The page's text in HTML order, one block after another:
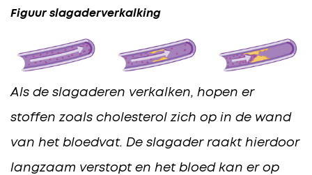
Figuur slagaderverkalking
Als de slagaderen verkalken, hopen er
stoffen zoals cholesterol zich op in de wand
van het bloedvat. De slagader raakt hierdoor
langzaam verstopt en het bloed kan er op